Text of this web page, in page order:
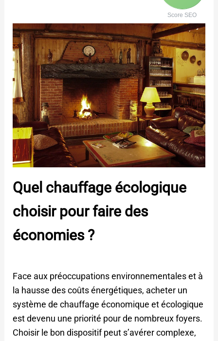
Score SEO
Quel chauffage écologique
choisir pour faire des
économies ?
Face aux préoccupations environnementales et à
la hausse des coûts énergétiques, acheter un
système de chauffage économique et écologique
est devenu une priorité pour de nombreux foyers.
Choisir le bon dispositif peut s’avérer complexe,